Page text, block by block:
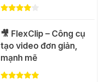
31 Thg 07 2026
💃 Tạo video AI nhảy
múa với Google Flow
Motion Control
31 Thg 07 2026
🎥 FlexClip – Công cụ
tạo video đơn giản,
mạnh mẽ